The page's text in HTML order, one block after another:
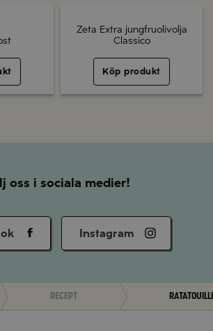
Zeta Extra jungfruolivolja
Classico
Köp produkt
oss i sociala medier!
Instagram
Recept